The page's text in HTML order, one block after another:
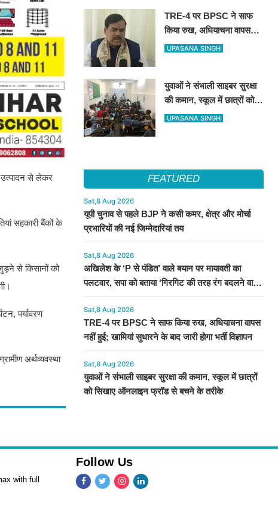
उत्पादन से लेकर
सहकारी बैंकों के
से किसानों को
पर्यावरण
अर्थव्यवस्था
TRE-4 पर BPSC ने साफ
किया रुख, अधियाचना वापस
नहीं हुई; खामियां सुधारने के बाद
UPASANA SINGH
युवाओं ने संभाली साइबर सुरक्षा
की कमान, स्कूल में छात्रों को
सिखाए ऑनलाइन फ्रॉड से
UPASANA SINGH
FEATURED
Sat,8 Aug 2026
यूपी चुनाव से पहले BJP ने कसी कमर, क्षेत्र और मोर्चा
प्रभारियों की नई जिम्मेदारियां तय
Sat,8 Aug 2026
अखिलेश के ‘P से पंडित’ वाले बयान पर मायावती का
पलटवार, सपा को बताया ‘गिरगिट की तरह रंग बदलने वाली
पार्टी’
Sat,8 Aug 2026
TRE-4 पर BPSC ने साफ किया रुख, अधियाचना वापस
नहीं हुई; खामियां सुधारने के बाद जारी होगा भर्ती विज्ञापन
Sat,8 Aug 2026
युवाओं ने संभाली साइबर सुरक्षा की कमान, स्कूल में छात्रों
को सिखाए ऑनलाइन फ्रॉड से बचने के तरीके
with full
Follow Us